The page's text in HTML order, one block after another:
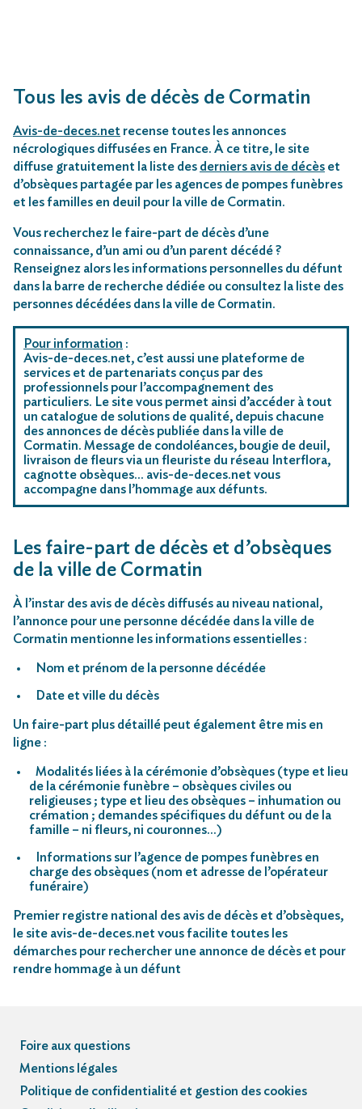
Tous les avis de décès de Cormatin
Avis-de-deces.net recense toutes les annonces
nécrologiques diffusées en France. À ce titre, le site
diffuse gratuitement la liste des derniers avis de décès et
d’obsèques partagée par les agences de pompes funèbres
et les familles en deuil pour la ville de Cormatin.
Vous recherchez le faire-part de décès d’une
connaissance, d’un ami ou d’un parent décédé ?
Renseignez alors les informations personnelles du défunt
dans la barre de recherche dédiée ou consultez la liste des
personnes décédées dans la ville de Cormatin.
Pour information :
Avis-de-deces.net, c’est aussi une plateforme de
services et de partenariats conçus par des
professionnels pour l’accompagnement des
particuliers. Le site vous permet ainsi d’accéder à tout
un catalogue de solutions de qualité, depuis chacune
des annonces de décès publiée dans la ville de
Cormatin. Message de condoléances, bougie de deuil,
livraison de fleurs via un fleuriste du réseau Interflora,
cagnotte obsèques… avis-de-deces.net vous
accompagne dans l’hommage aux défunts.
Les faire-part de décès et d’obsèques
de la ville de Cormatin
À l’instar des avis de décès diffusés au niveau national,
l’annonce pour une personne décédée dans la ville de
Cormatin mentionne les informations essentielles :
Nom et prénom de la personne décédée
Date et ville du décès
Un faire-part plus détaillé peut également être mis en
ligne :
Modalités liées à la cérémonie d’obsèques (type et lieu
de la cérémonie funèbre – obsèques civiles ou
religieuses ; type et lieu des obsèques – inhumation ou
crémation ; demandes spécifiques du défunt ou de la
famille – ni fleurs, ni couronnes…)
Informations sur l’agence de pompes funèbres en
charge des obsèques (nom et adresse de l’opérateur
funéraire)
Premier registre national des avis de décès et d’obsèques,
le site avis-de-deces.net vous facilite toutes les
démarches pour rechercher une annonce de décès et pour
rendre hommage à un défunt
Foire aux questions
Mentions légales
Politique de confidentialité et gestion des cookies